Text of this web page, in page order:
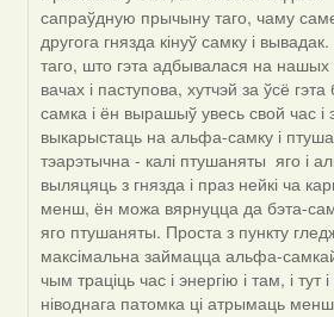
In
reply
to
by
09Алена
сапраўдную прычыну таго, чаму
другога гнязда кінуў самку і
таго, што гэта адбывалася на нашых
вачах і паступова, хутчэй за ўсё
самка і ён вырашыў увесь свой час і
выкарыстаць на альфа-самку і
тэарэтычна - калі птушаняты яго і
выляцяць з гнязда і праз нейкі ча
менш, ён можа вярнуцца да бэта-
яго птушаняты. Проста з пункту
максімальна займацца альфа-
чым траціць час і энергію і там, і
ніводнага патомка ці атрымаць